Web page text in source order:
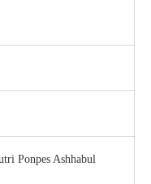
Ponpes Ashhabul